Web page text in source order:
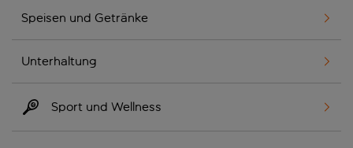
Speisen und Getränke
Unterhaltung
Sport und Wellness